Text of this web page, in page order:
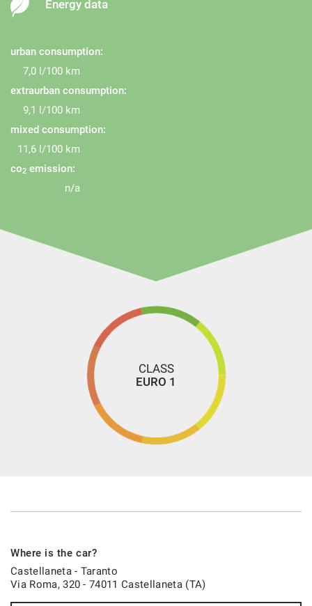
Energy data
urban consumption:
7,0 l/100 km
extraurban consumption:
9,1 l/100 km
mixed consumption:
11,6 l/100 km
co2 emission:
n/a
CLASS
EURO 1
Where is the car?
Castellaneta - Taranto
Via Roma, 320 - 74011 Castellaneta (TA)